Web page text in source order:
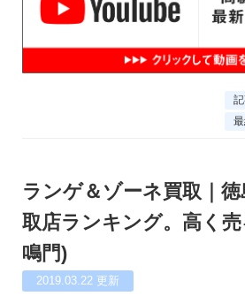
ランゲ＆ゾーネ買取｜
取店ランキング。高く
鳴門)
2019.03.22 更新